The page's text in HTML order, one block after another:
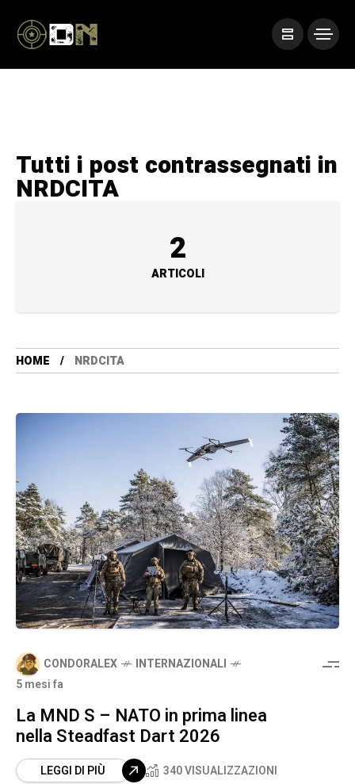
Tutti i post contrassegnati in
NRDCITA
2
ARTICOLI
HOME NRDCITA
CONDORALEX
INTERNAZIONALI
5 mesi fa
La MND S – NATO in prima linea
nella Steadfast Dart 2026
LEGGI DI PIÙ 340 VISUALIZZAZIONI